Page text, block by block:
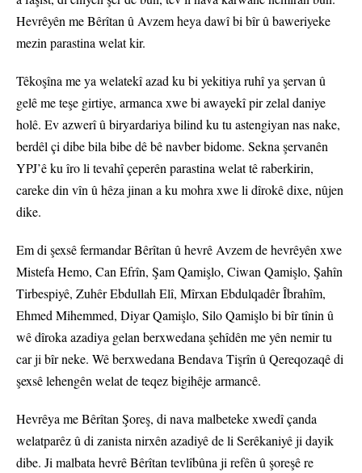
Hevrêyên me Bêrîtan û Avzem heya dawî bi bîr û baweriyeke
mezin parastina welat kir.
Têkoşîna me ya welatekî azad ku bi yekitiya ruhî ya şervan û
gelê me teşe girtiye, armanca xwe bi awayekî pir zelal daniye
holê. Ev azwerî û biryardariya bilind ku tu astengiyan nas nake,
berdêl çi dibe bila bibe dê bê navber bidome. Sekna şervanên
YPJ’ê ku îro li tevahî çeperên parastina welat tê raberkirin,
careke din vîn û hêza jinan a ku mohra xwe li dîrokê dixe, nûjen
dike.
Em di şexsê fermandar Bêrîtan û hevrê Avzem de hevrêyên xwe
Mistefa Hemo, Can Efrîn, Şam Qamişlo, Ciwan Qamişlo, Şahîn
Tirbespiyê, Zuhêr Ebdullah Elî, Mîrxan Ebdulqadêr Îbrahîm,
Ehmed Mihemmed, Diyar Qamişlo, Silo Qamişlo bi bîr tînin û
wê dîroka azadiya gelan berxwedana şehîdên me yên nemir tu
car ji bîr neke. Wê berxwedana Bendava Tişrîn û Qereqozaqê di
şexsê lehengên welat de teqez bigihêje armancê.
Hevrêya me Bêrîtan Şoreş, di nava malbeteke xwedî çanda
welatparêz û di zanista nirxên azadiyê de li Serêkaniyê ji dayik
dibe. Ji malbata hevrê Bêrîtan tevlîbûna ji refên û şoreşê re